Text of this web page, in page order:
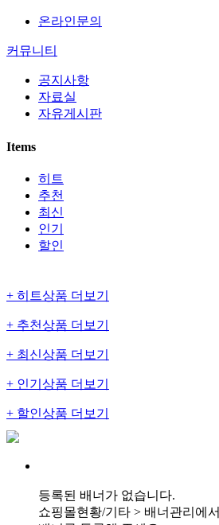
온라인문의
커뮤니티
공지사항
자료실
자유게시판
Items
히트
추천
최신
인기
할인
+ 히트상품 더보기
+ 추천상품 더보기
+ 최신상품 더보기
+ 인기상품 더보기
+ 할인상품 더보기
등록된 배너가 없습니다.
쇼핑몰현황/기타 > 배너관리에서